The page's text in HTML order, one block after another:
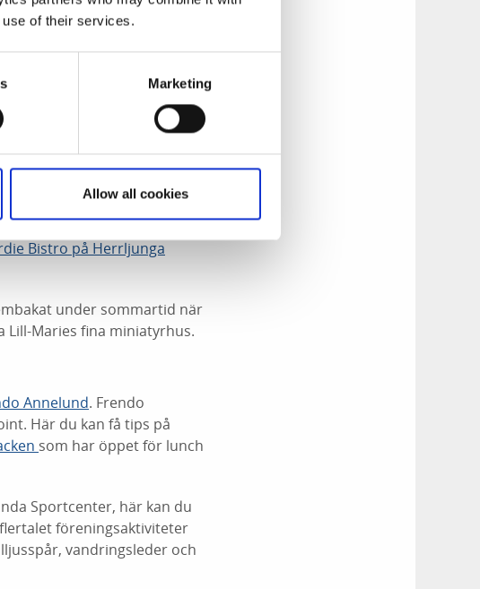
use of their services.
Marketing
Allow all cookies
sig ned för kaffe och fika
mer om nedan.
under
Bistro på Herrljunga
under sommartid när
Lill-Maries fina miniatyrhus.
Annelund. Frendo
Här du kan få tips på
som har öppet för lunch
Sportcenter, här kan du
föreningsaktiviteter
vandringsleder och